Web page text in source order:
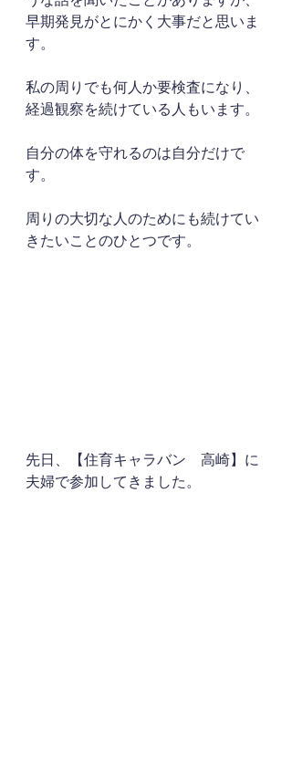
早期発見がとにかく大事だと思いま
す。
私の周りでも何人か要検査になり、
経過観察を続けている人もいます。
自分の体を守れるのは自分だけで
す。
周りの大切な人のためにも続けてい
きたいことのひとつです。
先日、【住育キャラバン　高崎】に
夫婦で参加してきました。